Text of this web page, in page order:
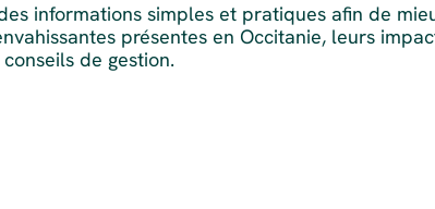
informations simples et pratiques afin de
présentes en Occitanie, leurs
de gestion.